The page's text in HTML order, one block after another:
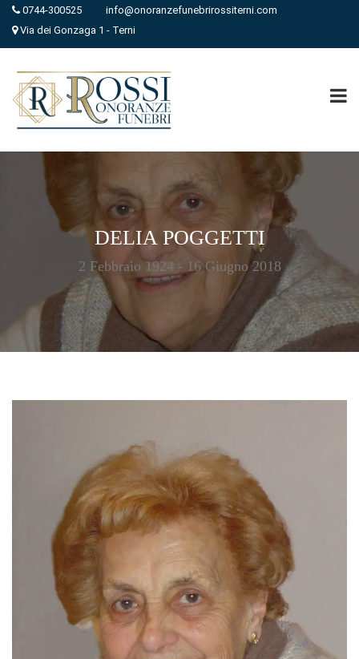
0744-300525
info@onoranzefunebrirossiterni.com
Via dei Gonzaga 1 - Terni
DELIA POGGETTI
2 Febbraio 1924 - 16 Giugno 2018